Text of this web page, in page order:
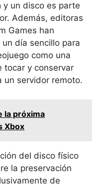
y un disco es parte
Además, editoras
Games han
día sencillo para
como una
tocar y conservar
un servidor remoto.
la próxima
Xbox
del disco físico
la preservación
de